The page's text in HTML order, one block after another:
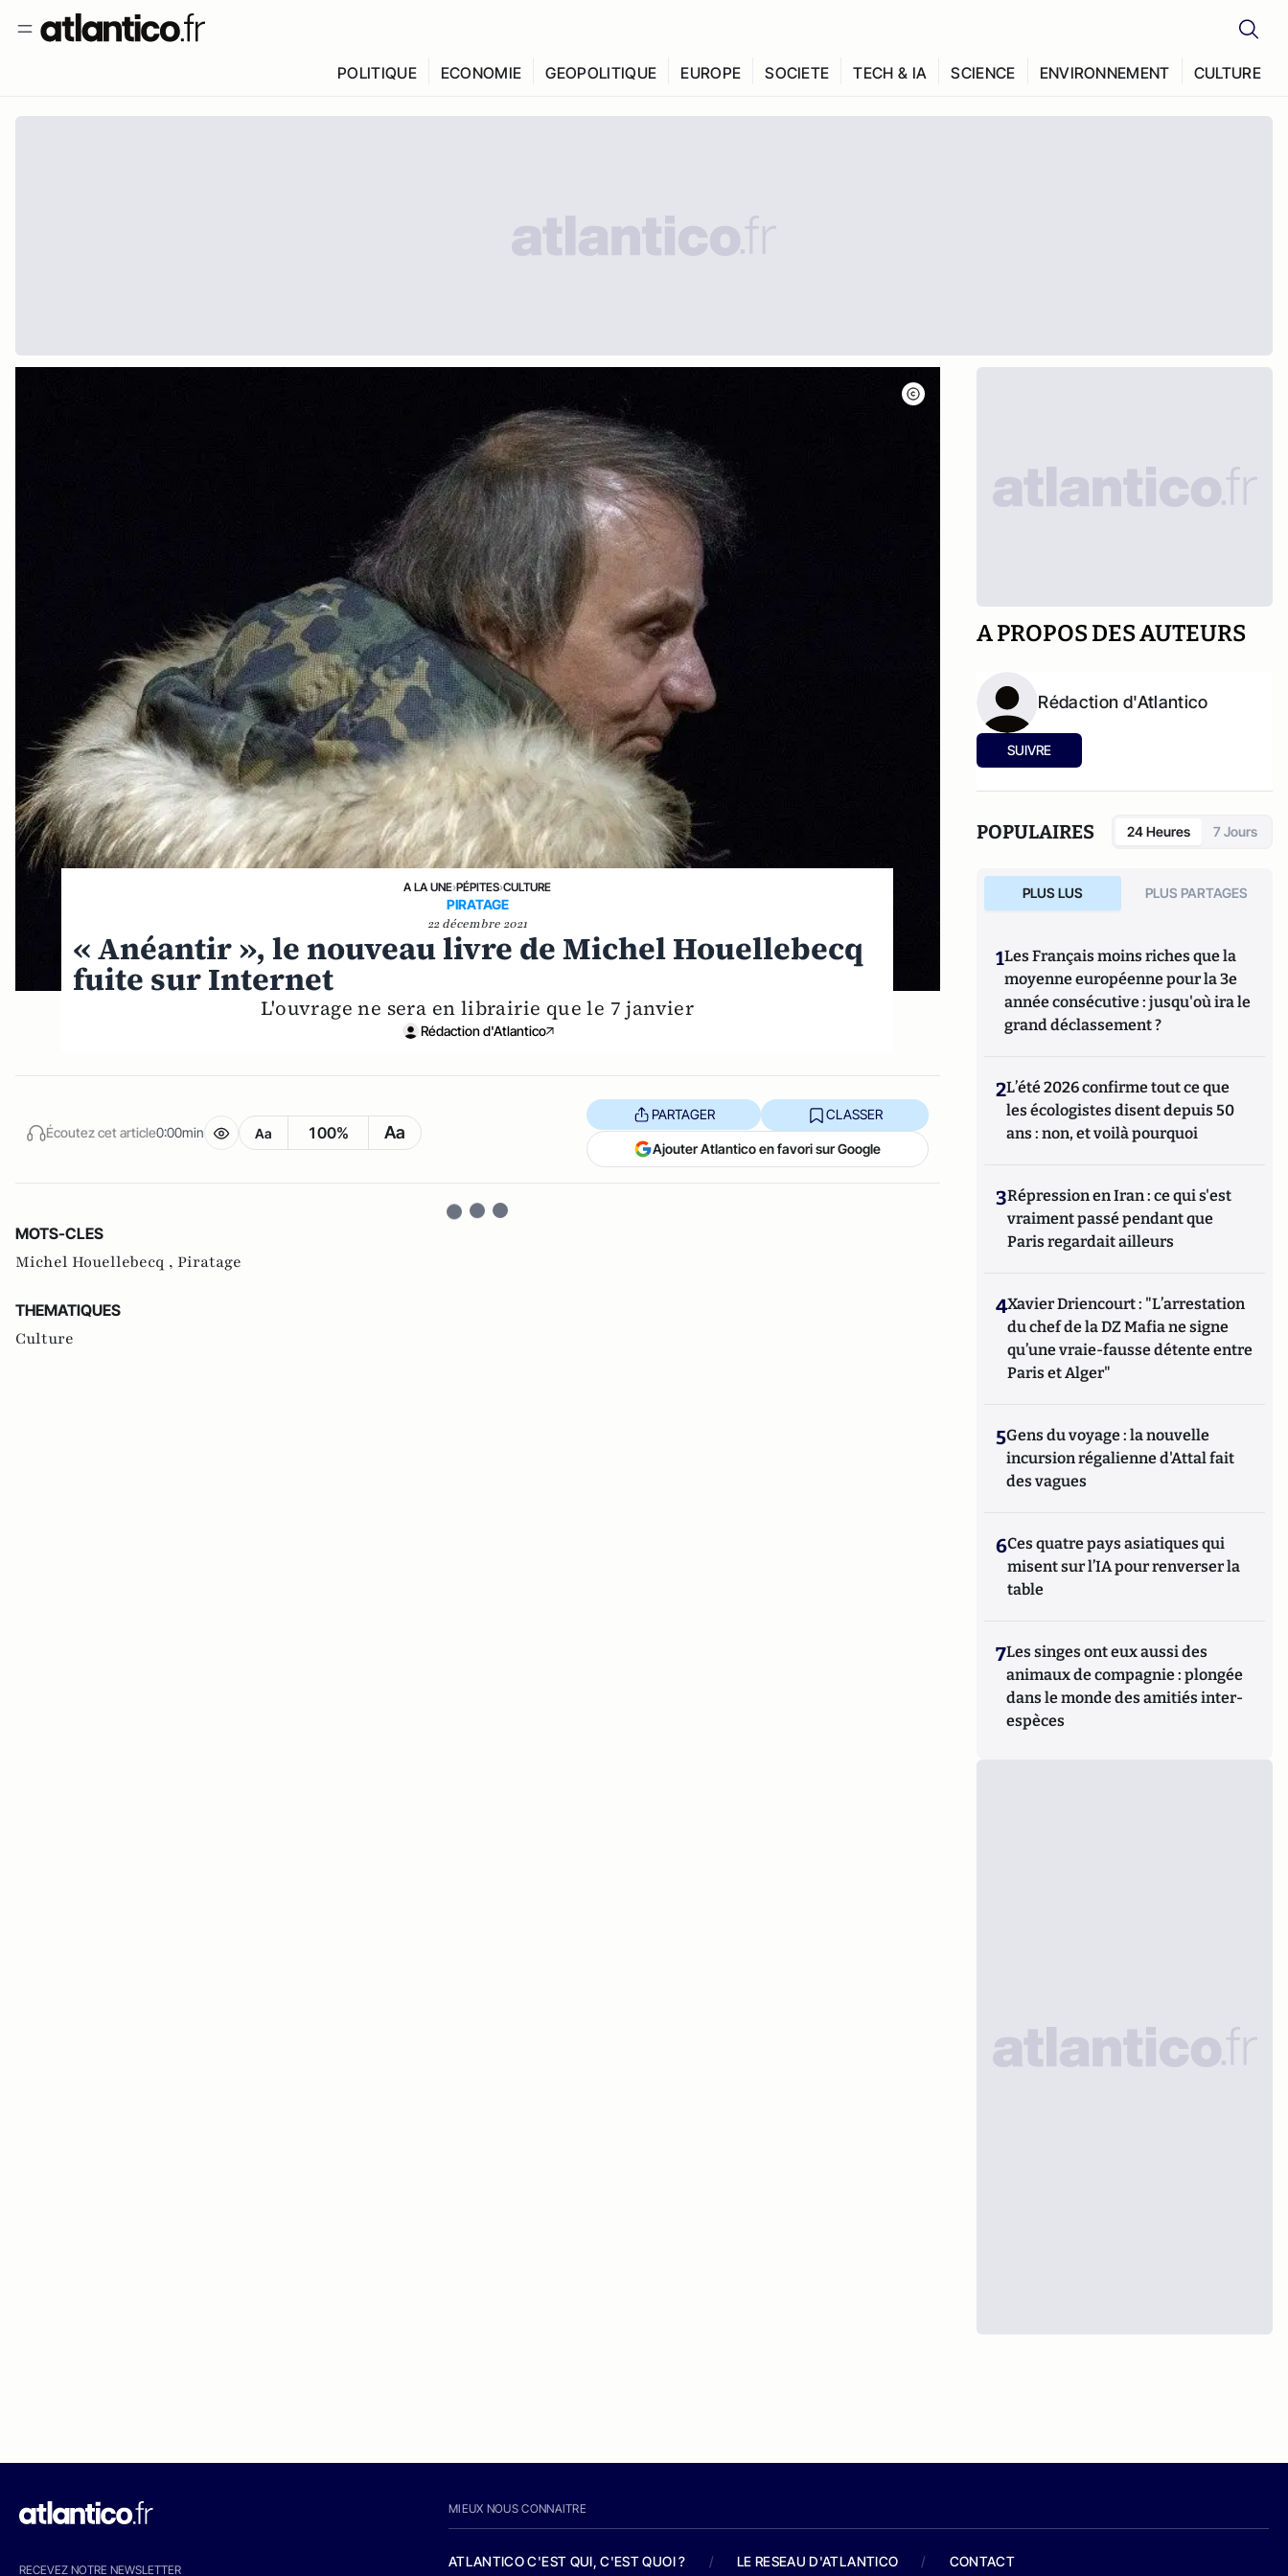
POLITIQUE ECONOMIE GEOPOLITIQUE EUROPE SOCIETE TECH & IA SCIENCE ENVIRONNEMENT CULTURE
A LA UNE›PÉPITES›CULTURE
PIRATAGE
22 décembre 2021
« Anéantir », le nouveau livre de Michel Houellebecq
fuite sur Internet
L'ouvrage ne sera en librairie que le 7 janvier
Rédaction d'Atlantico
Écoutez cet article0:00min Aa 100% Aa
PARTAGER CLASSER
Ajouter Atlantico en favori sur Google
MOTS-CLES
Michel Houellebecq , Piratage
THEMATIQUES
Culture
A PROPOS DES AUTEURS
Rédaction d'Atlantico
SUIVRE
POPULAIRES 24 Heures 7 Jours
PLUS LUS PLUS PARTAGES
1Les Français moins riches que la
moyenne européenne pour la 3e
année consécutive : jusqu'où ira le
grand déclassement ?
2L’été 2026 confirme tout ce que
les écologistes disent depuis 50
ans : non, et voilà pourquoi
3Répression en Iran : ce qui s'est
vraiment passé pendant que
Paris regardait ailleurs
4Xavier Driencourt : "L’arrestation
du chef de la DZ Mafia ne signe
qu’une vraie-fausse détente entre
Paris et Alger"
5Gens du voyage : la nouvelle
incursion régalienne d'Attal fait
des vagues
6Ces quatre pays asiatiques qui
misent sur l’IA pour renverser la
table
7Les singes ont eux aussi des
animaux de compagnie : plongée
dans le monde des amitiés inter-
espèces
RECEVEZ NOTRE NEWSLETTER
MIEUX NOUS CONNAITRE
ATLANTICO C'EST QUI, C'EST QUOI ? / LE RESEAU D'ATLANTICO / CONTACT